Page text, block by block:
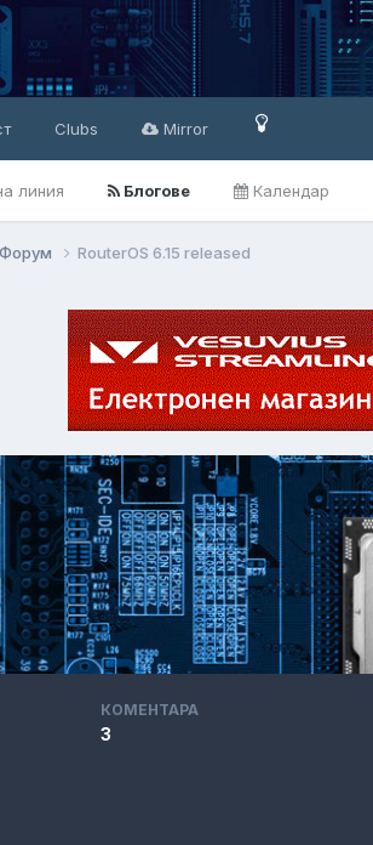
линия Блогове Календар
Clubs Mirror
RouterOS 6.15 released
КОМЕНТАРА
3